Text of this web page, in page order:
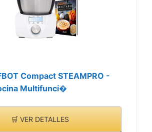
Compact STEAMPRO -
Multifunci�
🛒 VER DETALLES